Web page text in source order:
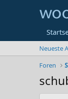
Neueste
Foren